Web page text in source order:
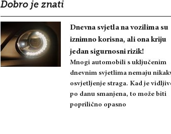
Dobro je znati
Dnevna svjetla na vozilima su
iznimno korisna, ali ona kriju
jedan sigurnosni rizik!
Mnogi automobili s uključenim
dnevnim svjetlima nemaju
osvjetljenje straga. Kad je
po danu smanjena, to može biti
poprilično opasno